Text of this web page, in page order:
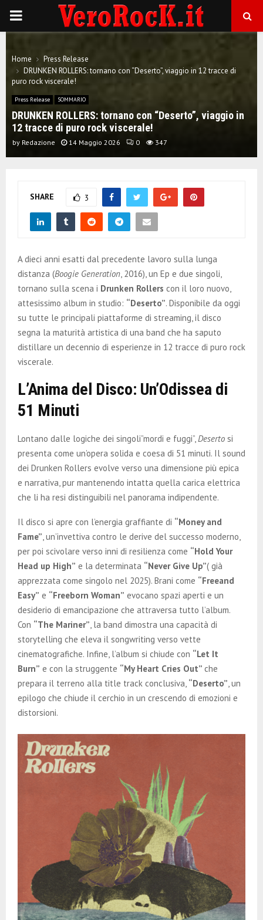
P
I
M
A
N
U
Home
Press Release
DRUNKEN ROLLERS: tornano con “Deserto”, viaggio in 12 tracce di
puro rock viscerale!
Press Release SOMMARIO
DRUNKEN ROLLERS: tornano con “Deserto”, viaggio in
12 tracce di puro rock viscerale!
by Redazione 14 Maggio 2026 0 347
SHARE 3
A dieci anni esatti dal precedente lavoro sulla lunga
distanza (Boogie Generation , 2016), un Ep e due singoli,
tornano sulla scena i Drunken Rollers con il loro nuovo,
attesissimo album in studio: “Deserto”. Disponibile da oggi
su tutte le principali piattaforme di streaming, il disco
segna la maturità artistica di una band che ha saputo
distillare un decennio di esperienze in 12 tracce di puro rock
viscerale.
L’Anima del Disco: Un’Odissea di
51 Minuti
Lontano dalle logiche dei singoli”mordi e fuggi”, Deserto si
presenta come un’opera solida e coesa di 51 minuti. Il sound
dei Drunken Rollers evolve verso una dimensione più epica
e narrativa, pur mantenendo intatta quella carica elettrica
che li ha resi distinguibili nel panorama indipendente.
Il disco si apre con l’energia graffiante di “Money and
Fame” , un’invettiva contro le derive del successo moderno,
per poi scivolare verso inni di resilienza come “Hold Your
Head up High” e la determinata “Never Give Up”( già
apprezzata come singolo nel 2025). Brani come “Freeand
Easy” e “Freeborn Woman” evocano spazi aperti e un
desiderio di emancipazione che attraversa tutto l’album.
Con “The Mariner” , la band dimostra una capacità di
storytelling che eleva il songwriting verso vette
cinematografiche. Infine, l’album si chiude con “Let It
Burn” e con la struggente “My Heart Cries Out” che
prepara il terreno alla title track conclusiva, “Deserto” , un
epilogo che chiude il cerchio in un crescendo di emozioni e
distorsioni.